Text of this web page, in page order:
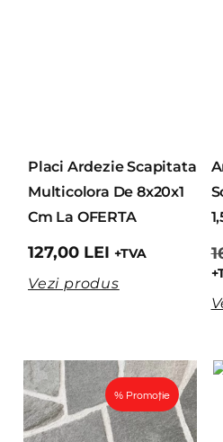
Placi Ardezie Scapitata
Multicolora De 8x20x1
Cm La OFERTA
127,00 LEI +TVA
Vezi produs
% Promoție